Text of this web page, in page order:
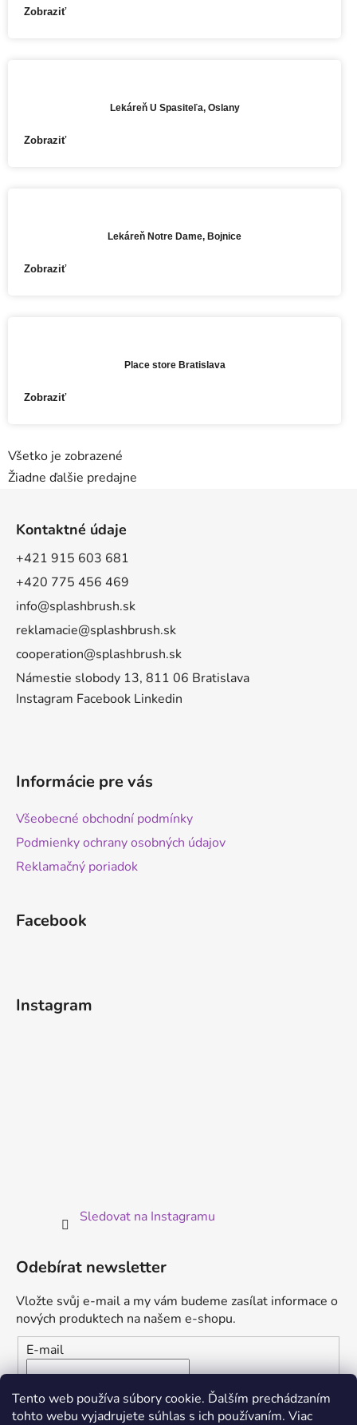
Tento web používa súbory cookie. Ďalším prechádzaním
tohto webu vyjadrujete súhlas s ich používaním. Viac
Zobraziť
Lekáreň U Spasiteľa, Oslany
Zobraziť
Lekáreň Notre Dame, Bojnice
Zobraziť
Place store Bratislava
Zobraziť
Všetko je zobrazené
Žiadne ďalšie predajne
Kontaktné údaje
+421 915 603 681
+420 775 456 469
info@splashbrush.sk
reklamacie@splashbrush.sk
cooperation@splashbrush.sk
Námestie slobody 13, 811 06 Bratislava
Instagram Facebook Linkedin
Informácie pre vás
Všeobecné obchodní podmínky
Podmienky ochrany osobných údajov
Reklamačný poriadok
Facebook
Instagram
Sledovat na Instagramu
Odebírat newsletter
Vložte svůj e-mail a my vám budeme zasílat informace o
nových produktech na našem e-shopu.
E-mail
Vložením e-mailu súhlasíte s
podmienkami ochrany
osobných údajov